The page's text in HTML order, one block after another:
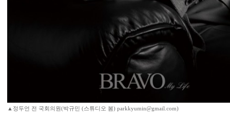
▲정두언 전 국회의원(박규민 (스튜디오 봄) parkkyumin@gmail.com)